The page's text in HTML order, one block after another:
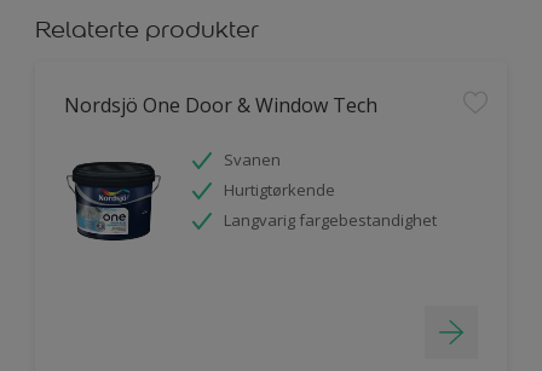
Relaterte produkter
Nordsjö One Door & Window Tech
Svanen
Hurtigtørkende
Langvarig fargebestandighet